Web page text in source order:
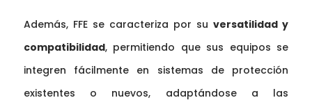
Además, FFE se caracteriza por suversatilidad y
compatibilidad, permitiendo que sus equipos se
integren fácilmente en sistemas de protección
existentes o nuevos, adaptándose a las